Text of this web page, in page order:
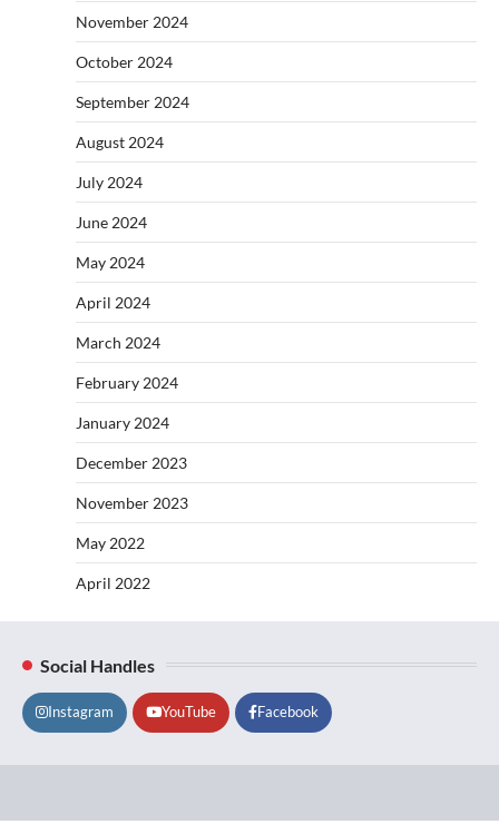
November 2024
October 2024
September 2024
August 2024
July 2024
June 2024
May 2024
April 2024
March 2024
February 2024
January 2024
December 2023
November 2023
May 2022
April 2022
Social Handles
Instagram YouTube Facebook